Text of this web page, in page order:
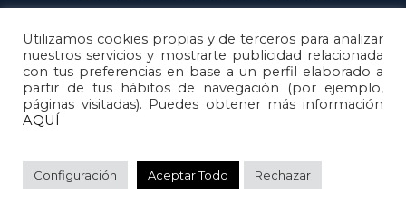
(Twitter)
AVISO LEGAL
METODOLOGÍA
POLÍTICA DE COOKIES
POLÍTICA DE CORRECCIONES
© 2026Metech. Todos los derechos reservados.
Utilizamos cookies propias y de terceros para analizar
nuestros servicios y mostrarte publicidad relacionada
con tus preferencias en base a un perfil elaborado a
partir de tus hábitos de navegación (por ejemplo,
páginas visitadas). Puedes obtener más información
AQUÍ
Configuración Aceptar Todo Rechazar